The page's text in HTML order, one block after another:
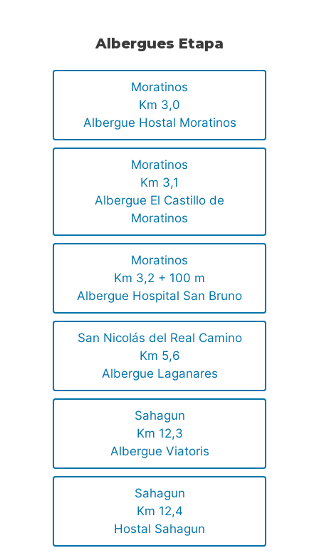
Albergues Etapa
Moratinos
Km 3,0
Albergue Hostal Moratinos
Moratinos
Km 3,1
Albergue El Castillo de
Moratinos
Moratinos
Km 3,2 + 100 m
Albergue Hospital San Bruno
San Nicolás del Real Camino
Km 5,6
Albergue Laganares
Sahagun
Km 12,3
Albergue Viatoris
Sahagun
Km 12,4
Hostal Sahagun